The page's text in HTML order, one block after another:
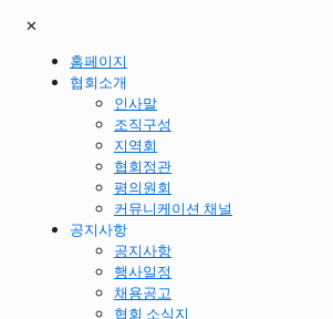
✕
홈페이지
협회소개
인사말
조직구성
지역회
협회정관
평의원회
커뮤니케이션 채널
공지사항
공지사항
행사일정
채용공고
협회 소식지